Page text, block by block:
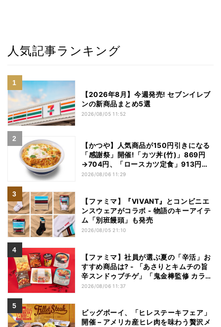
人気記事ランキング
【2026年8月】今週発売! セブンイレブ
ンの新商品まとめ5選
2026/08/05 11:52
【かつや】人気商品が150円引きになる
「感謝祭」開催!「カツ丼(竹)」869円
→704円、「ロースカツ定食」913円
→748円に - 8日間限定
2026/08/06 11:29
【ファミマ】『VIVANT』とコンビニエ
ンスウェアがコラボ - 物語のキーアイテ
ム「別班饅頭」も発売
2026/08/05 21:10
【ファミマ】社員が選ぶ夏の「辛活」お
すすめ商品は? - 「あさりとキムチの旨
辛スンドゥブチゲ」「鬼金棒監修 カラシ
ビ焼き味噌らー麺」「辛さがやみつき!
2026/08/06 11:37
ビッグボーイ、「ヒレステーキフェア」
開催 – アメリカ産ヒレ肉を味わう贅沢メ